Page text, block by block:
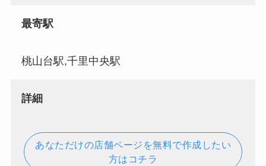
最寄駅
桃山台駅,千里中央駅
詳細
あなただけの店舗ページを無料で作成したい
方はコチラ